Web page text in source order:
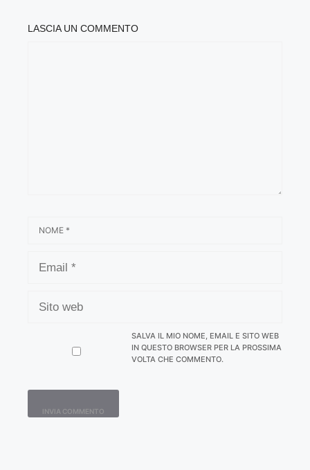
LASCIA UN COMMENTO
WEB
SALVA IL MIO NOME, EMAIL E SITO WEB
IN QUESTO BROWSER PER LA PROSSIMA
VOLTA CHE COMMENTO.